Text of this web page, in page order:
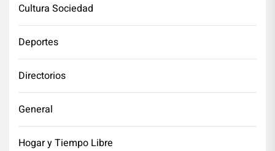
Cultura Sociedad
Deportes
Directorios
General
Hogar y Tiempo Libre